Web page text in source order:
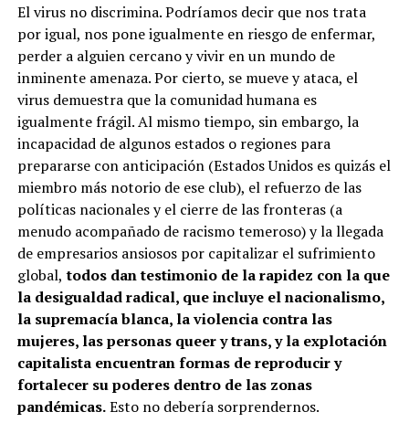
El virus no discrimina. Podríamos decir que nos trata
por igual, nos pone igualmente en riesgo de enfermar,
perder a alguien cercano y vivir en un mundo de
inminente amenaza. Por cierto, se mueve y ataca, el
virus demuestra que la comunidad humana es
igualmente frágil. Al mismo tiempo, sin embargo, la
incapacidad de algunos estados o regiones para
prepararse con anticipación (Estados Unidos es quizás el
miembro más notorio de ese club), el refuerzo de las
políticas nacionales y el cierre de las fronteras (a
menudo acompañado de racismo temeroso) y la llegada
de empresarios ansiosos por capitalizar el sufrimiento
global, todos dan testimonio de la rapidez con la que
la desigualdad radical, que incluye el nacionalismo,
la supremacía blanca, la violencia contra las
mujeres, las personas queer y trans, y la explotación
capitalista encuentran formas de reproducir y
fortalecer su poderes dentro de las zonas
pandémicas.Esto no debería sorprendernos.